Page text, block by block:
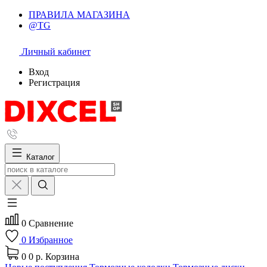
ПРАВИЛА МАГАЗИНА
@TG
Личный кабинет
Вход
Регистрация
Каталог
0 Сравнение
0 Избранное
0 0 р. Корзина